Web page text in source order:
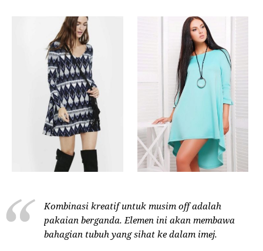
Kombinasi kreatif untuk musim off adalah
pakaian berganda. Elemen ini akan membawa
bahagian tubuh yang sihat ke dalam imej.